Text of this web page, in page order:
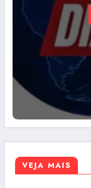
VEJA MAIS